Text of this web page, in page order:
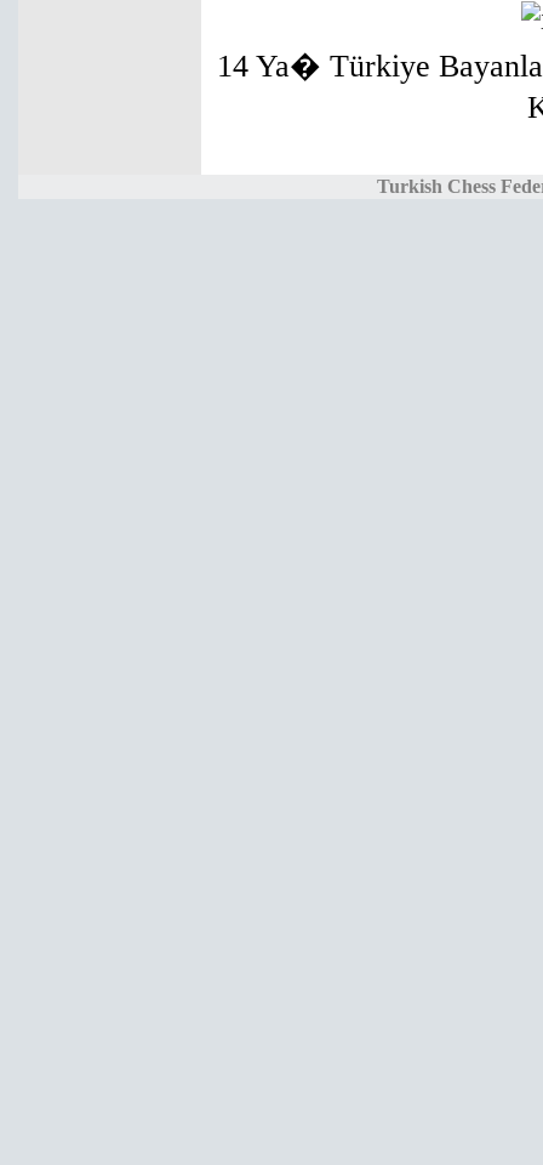
14 Ya� Türkiye
Turkish Chess